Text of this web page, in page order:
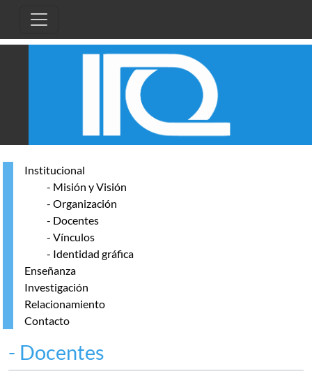
Institucional
- Misión y Visión
- Organización
- Docentes
- Vínculos
- Identidad gráfica
Enseñanza
Investigación
Relacionamiento
Contacto
- Docentes